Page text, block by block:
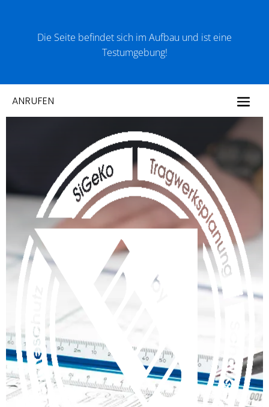
Die Seite befindet sich im Aufbau und ist eine
Testumgebung!
ANRUFEN